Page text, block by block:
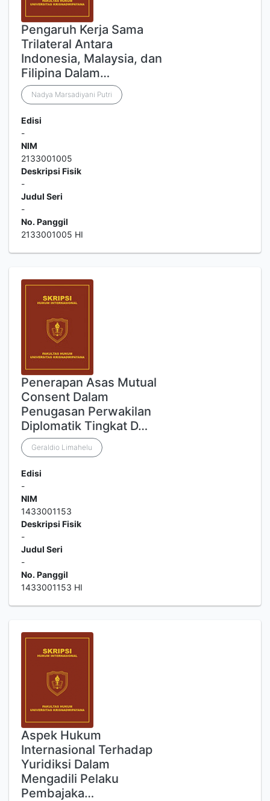
Pengaruh Kerja Sama
Trilateral Antara
Indonesia, Malaysia, dan
Filipina Dalam…
Nadya Marsadiyani Putri
Edisi
-
NIM
2133001005
Deskripsi Fisik
-
Judul Seri
-
No. Panggil
2133001005 HI
Penerapan Asas Mutual
Consent Dalam
Penugasan Perwakilan
Diplomatik Tingkat D…
Geraldio Limahelu
Edisi
-
NIM
1433001153
Deskripsi Fisik
-
Judul Seri
-
No. Panggil
1433001153 HI
Aspek Hukum
Internasional Terhadap
Yuridiksi Dalam
Mengadili Pelaku
Pembajaka…